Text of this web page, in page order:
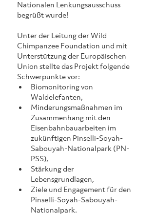
Nationalen Lenkungsausschuss
begrüßt wurde!
Unter der Leitung der Wild
Chimpanzee Foundation und mit
Unterstützung der Europäischen
Union stellte das Projekt folgende
Schwerpunkte vor:
Biomonitoring von
Waldelefanten,
Minderungsmaßnahmen im
Zusammenhang mit den
Eisenbahnbauarbeiten im
zukünftigen Pinselli-Soyah-
Sabouyah-Nationalpark (PN-
PSS),
Stärkung der
Lebensgrundlagen,
Ziele und Engagement für den
Pinselli-Soyah-Sabouyah-
Nationalpark.